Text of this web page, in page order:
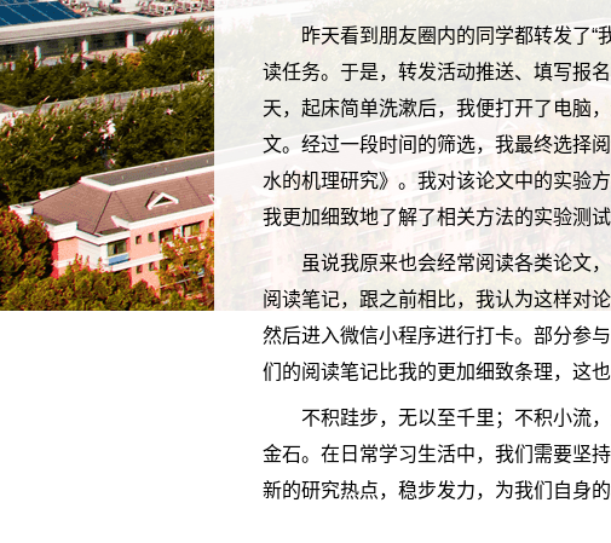
昨天看到朋友圈内的同学都转发了
读任务。于是，转发活动推送、填写报
天，起床简单洗漱后，我便打开了电脑
文。经过一段时间的筛选，我最终选择
水的机理研究》。我对该论文中的实验
我更加细致地了解了相关方法的实验测
虽说我原来也会经常阅读各类论文
阅读笔记，跟之前相比，我认为这样对
然后进入微信小程序进行打卡。部分参
们的阅读笔记比我的更加细致条理，这
不积跬步，无以至千里；不积小流
金石。在日常学习生活中，我们需要坚
新的研究热点，稳步发力，为我们自身